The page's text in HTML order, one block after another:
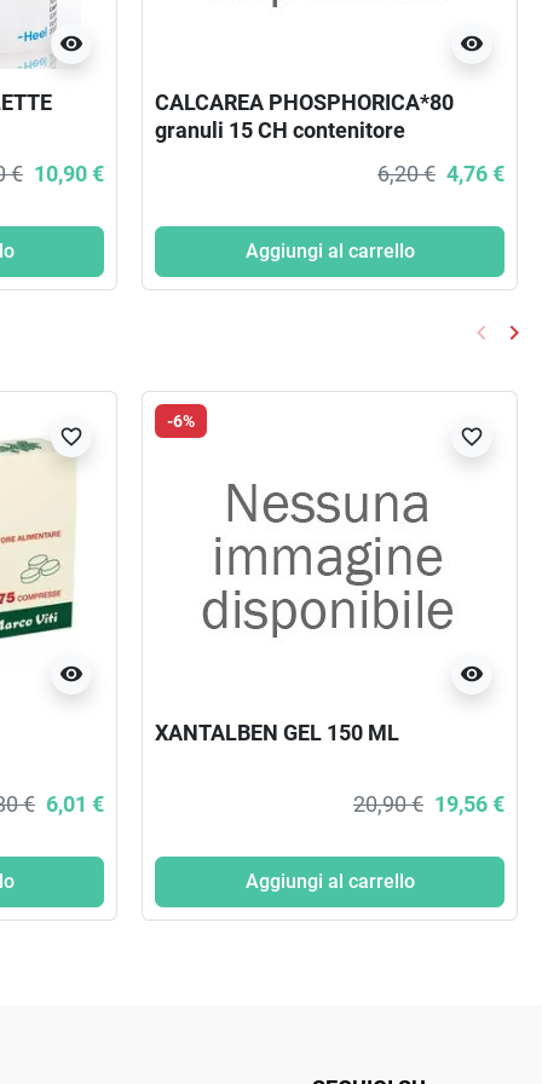
visibility
€ 10,90 €
visibility
CALCAREA PHOSPHORICA*80
granuli 15 CH contenitore
6,20 € 4,76 €
Aggiungi al carrello
keyboard_arrow_left keyboard_arrow_right
visibility
favorite_border
€ 6,01 €
-6%
visibility
favorite_border
XANTALBEN GEL 150 ML
20,90 € 19,56 €
Aggiungi al carrello